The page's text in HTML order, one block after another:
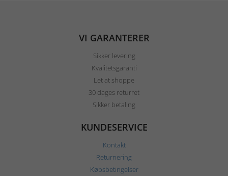
VI GARANTERER
Sikker levering
Kvalitetsgaranti
Let at shoppe
30 dages returret
Sikker betaling
KUNDESERVICE
Kontakt
Returnering
Købsbetingelser